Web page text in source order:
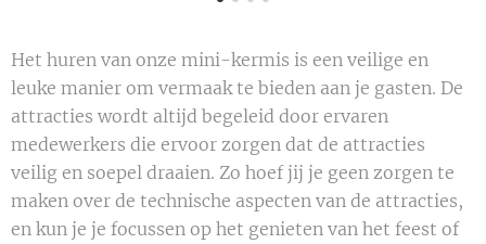
Het huren van onze mini-kermis is een veilige en
leuke manier om vermaak te bieden aan je gasten. De
attracties wordt altijd begeleid door ervaren
medewerkers die ervoor zorgen dat de attracties
veilig en soepel draaien. Zo hoef jij je geen zorgen te
maken over de technische aspecten van de attracties,
en kun je je focussen op het genieten van het feest of